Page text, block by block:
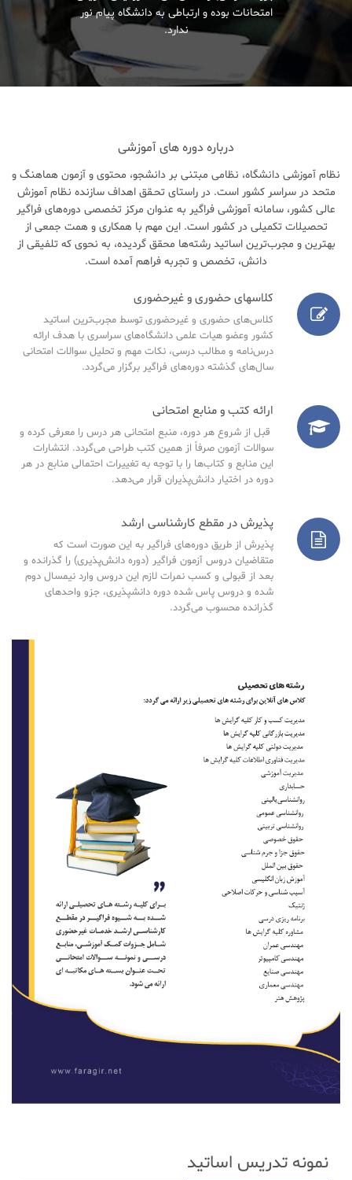
امتحانات بوده و ارتباطی به دانشگاه پیام نور
ندارد.
درباره دوره های آموزشی
نظام آموزشی دانشگاه، نظامی مبتنی بر دانشجو، محتوی و آزمون هماهنگ و
متحد در سراسر کشور است. در راستای تحـقق اهداف سازنده نظام آموزش
عالی کشور، سامانه آموزشی فراگیر به عنـوان مرکز تخصصی دوره‌های فراگیر
تحصیلات تکمیلی در کشور است. این مهم با همکاری و همت جمعی از
بهترین و مجرب‌ترین اساتید رشته‌ها محقق گردیده، به نحوی که تلفیقی از
دانش، تخصص و تجربه فراهم آمده است.
کلاسهای حضوری و غیرحضوری
کلاس‌های حضوری و غیرحضوری توسط مجرب‌ترین اساتید
کشور وعضو هیات علمی دانشگاه‌های سراسری با هدف ارائه
درس‌نامه‌ و مطالب درسی، نکات مهم و تحلیل سوالات امتحانی
سال‌های گذشته دوره‌های فراگیر برگزار می‌گردد.
ارائه کتب و منابع امتحانی
قبل از شروع هر دوره، منبع امتحانی هر درس را معرفی کرده و
سوالات آزمون صرفاً از همین کتب طراحی می‌گردد. انتشارات
این منابع و کتاب‌ها را با توجه به تغییرات احتمالی منابع در هر
دوره در اختیار دانش‌پذیران قرار می‌دهد.
پذیرش در مقطع کارشناسی ارشد
پذیرش از طریق دوره‌های فراگیر به این صورت است که
متقاضیان دروس آزمون فراگیر (دوره دانش‌پذیری) را گذرانده و
بعد از قبولی و کسب نمرات لازم این دروس وارد نیمسال دوم
شده و دروس پاس شده دوره دانشپذیری، جزو واحدهای
گذرانده محسوب می‌گردد.
نمونه تدریس اساتید